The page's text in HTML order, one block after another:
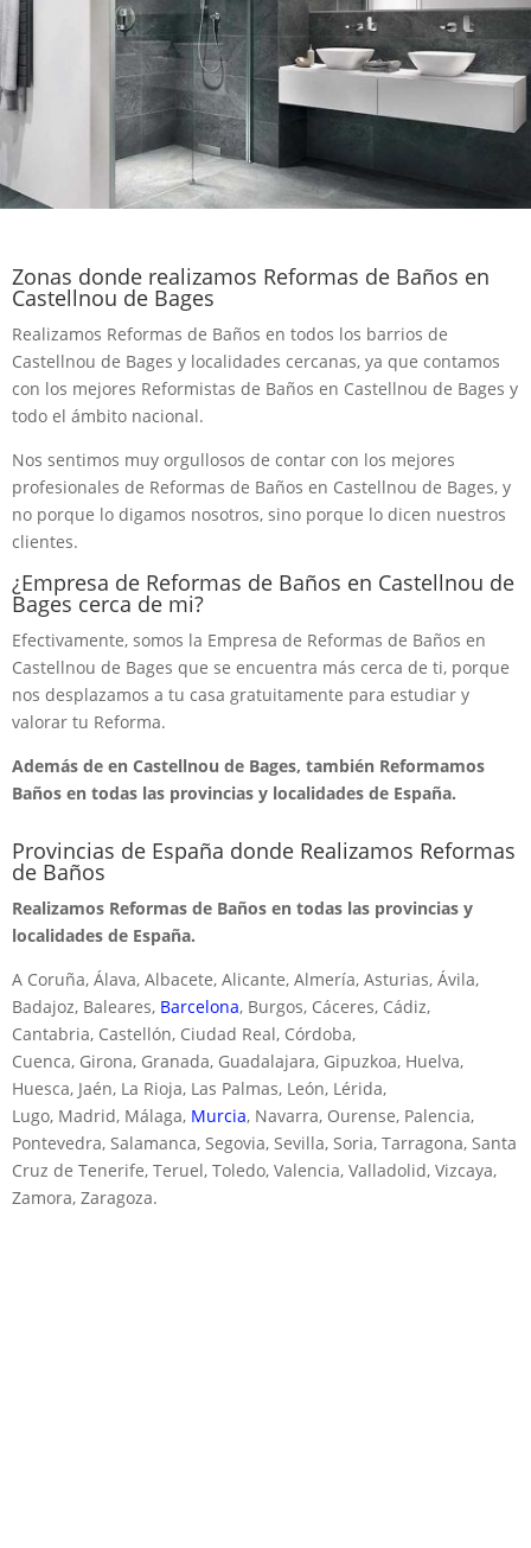
Zonas donde realizamos Reformas de Baños en
Castellnou de Bages
Realizamos Reformas de Baños en todos los barrios de
Castellnou de Bages y localidades cercanas, ya que contamos
con los mejores Reformistas de Baños en Castellnou de Bages y
todo el ámbito nacional.
Nos sentimos muy orgullosos de contar con los mejores
profesionales de Reformas de Baños en Castellnou de Bages, y
no porque lo digamos nosotros, sino porque lo dicen nuestros
clientes.
¿Empresa de Reformas de Baños en Castellnou de
Bages cerca de mi?
Efectivamente, somos la Empresa de Reformas de Baños en
Castellnou de Bages que se encuentra más cerca de ti, porque
nos desplazamos a tu casa gratuitamente para estudiar y
valorar tu Reforma.
Además de en Castellnou de Bages, también Reformamos
Baños en todas las provincias y localidades de España.
Provincias de España donde Realizamos Reformas
de Baños
Realizamos Reformas de Baños en todas las provincias y
localidades de España.
A Coruña, Álava, Albacete, Alicante, Almería, Asturias, Ávila,
Badajoz, Baleares, Barcelona, Burgos, Cáceres, Cádiz,
Cantabria, Castellón, Ciudad Real, Córdoba,
Cuenca, Girona, Granada, Guadalajara, Gipuzkoa, Huelva,
Huesca, Jaén, La Rioja, Las Palmas, León, Lérida,
Lugo, Madrid, Málaga, Murcia, Navarra, Ourense, Palencia,
Pontevedra, Salamanca, Segovia, Sevilla, Soria, Tarragona, Santa
Cruz de Tenerife, Teruel, Toledo, Valencia, Valladolid, Vizcaya,
Zamora, Zaragoza.